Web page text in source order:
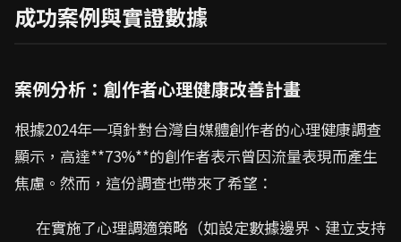
成功案例與實證數據
案例分析：創作者心理健康改善計畫
根據2024年一項針對台灣自媒體創作者的心理健康調查
顯示，高達**73%**的創作者表示曾因流量表現而產生
焦慮。然而，這份調查也帶來了希望：
在實施了心理調適策略（如設定數據邊界、建立支持